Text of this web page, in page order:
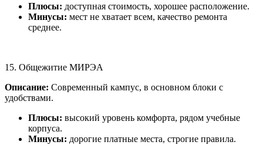
Плюсы: доступная стоимость, хорошее расположение.
Минусы: мест не хватает всем, качество ремонта
среднее.
15. Общежитие МИРЭА
Описание: Современный кампус, в основном блоки с
удобствами.
Плюсы: высокий уровень комфорта, рядом учебные
корпуса.
Минусы: дорогие платные места, строгие правила.